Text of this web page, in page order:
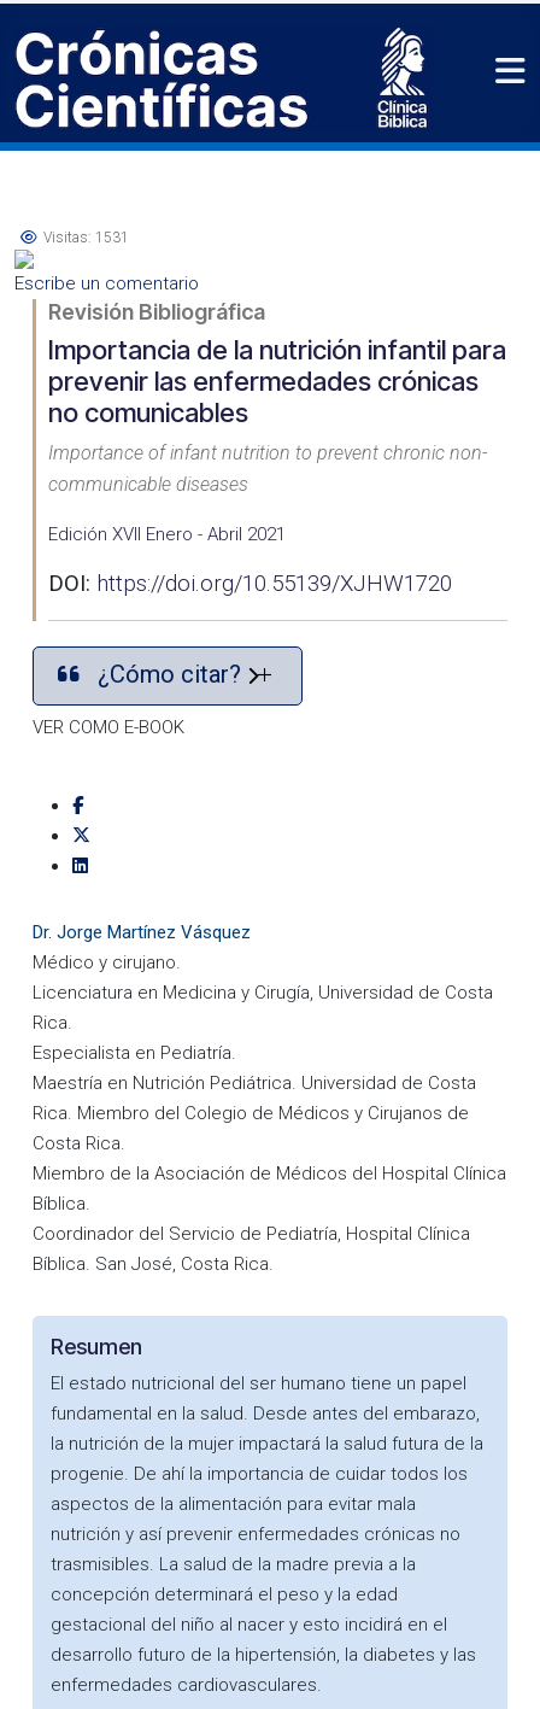
Visitas: 1531
Escribe un comentario
Revisión Bibliográfica
Importancia de la nutrición infantil para
prevenir las enfermedades crónicas
no comunicables
Importance of infant nutrition to prevent chronic non-
communicable diseases
Edición XVII Enero - Abril 2021
DOI: https://doi.org/10.55139/XJHW1720
¿Cómo citar?
VER COMO E-BOOK
Dr. Jorge Martínez Vásquez
Médico y cirujano.
Licenciatura en Medicina y Cirugía, Universidad de Costa
Rica.
Especialista en Pediatría.
Maestría en Nutrición Pediátrica. Universidad de Costa
Rica. Miembro del Colegio de Médicos y Cirujanos de
Costa Rica.
Miembro de la Asociación de Médicos del Hospital Clínica
Bíblica.
Coordinador del Servicio de Pediatría, Hospital Clínica
Bíblica. San José, Costa Rica.
Resumen
El estado nutricional del ser humano tiene un papel
fundamental en la salud. Desde antes del embarazo,
la nutrición de la mujer impactará la salud futura de la
progenie. De ahí la importancia de cuidar todos los
aspectos de la alimentación para evitar mala
nutrición y así prevenir enfermedades crónicas no
trasmisibles. La salud de la madre previa a la
concepción determinará el peso y la edad
gestacional del niño al nacer y esto incidirá en el
desarrollo futuro de la hipertensión, la diabetes y las
enfermedades cardiovasculares.